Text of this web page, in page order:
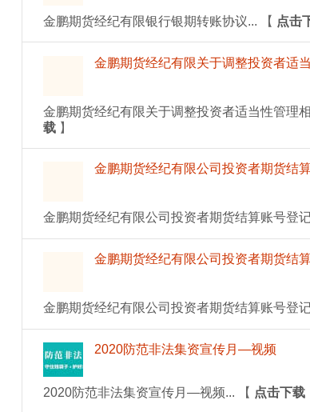
金鹏期货经纪有限银行银期转账协议... 【 点击
金鹏期货经纪有限关于调整投资者适
金鹏期货经纪有限关于调整投资者适当性管理
载】
金鹏期货经纪有限公司投资者期货结
金鹏期货经纪有限公司投资者期货结算账号登
金鹏期货经纪有限公司投资者期货结
金鹏期货经纪有限公司投资者期货结算账号登
2020防范非法集资宣传月—视频
2020防范非法集资宣传月—视频... 【 点击下载